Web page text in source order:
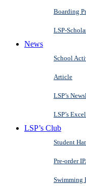
Boarding
LSP-
News
School
Article
LSP’s
LSP’s
LSP’s Club
Student
Pre-order
Swimming